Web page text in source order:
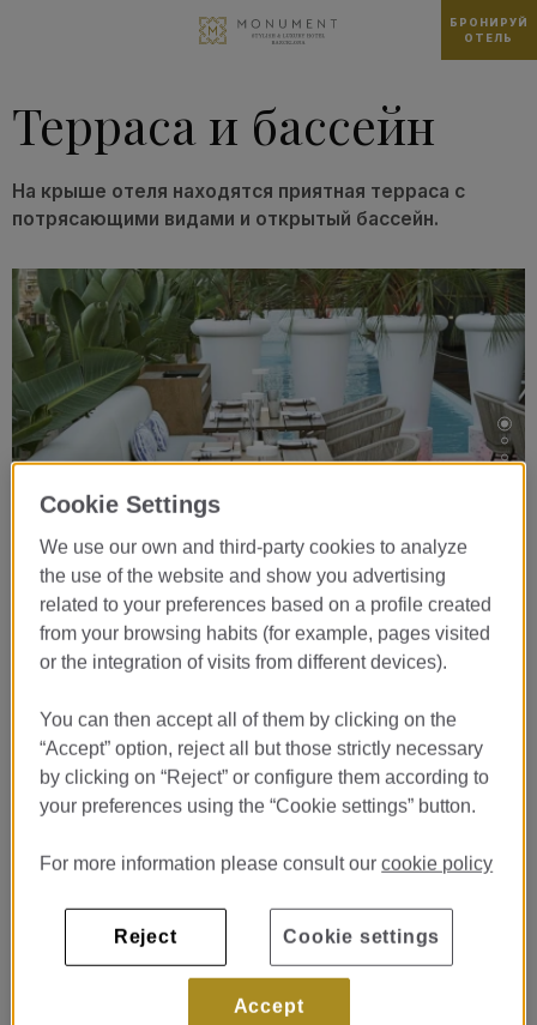
БРОНИРУЙ
ОТЕЛЬ
Терраса и бассейн
На крыше отеля находятся приятная терраса с
потрясающими видами и открытый бассейн.
Классическая элегантность и
инновационный дизайн интерьеров
отеля находят свое отражение и в
его внешних пространствах.
На крыше 6-го этажа отеля находится потрясающая
роль играют средиземноморские растения и цветы.
На террасе расположеноткрытый бассейнс отделкой
белой плиткой; своими чистыми линиями он напоминает о
кристальных водах Средиземного моря.
Размеры бассейна составляют 20,5 метров в длину, 3,5
Cookie Settings
We use our own and third-party cookies to analyze
the use of the website and show you advertising
related to your preferences based on a profile created
from your browsing habits (for example, pages visited
or the integration of visits from different devices).
You can then accept all of them by clicking on the
“Accept” option, reject all but those strictly necessary
by clicking on “Reject” or configure them according to
your preferences using the “Cookie settings” button.
For more information please consult ourcookie policy
Reject
Accept
Cookie settings